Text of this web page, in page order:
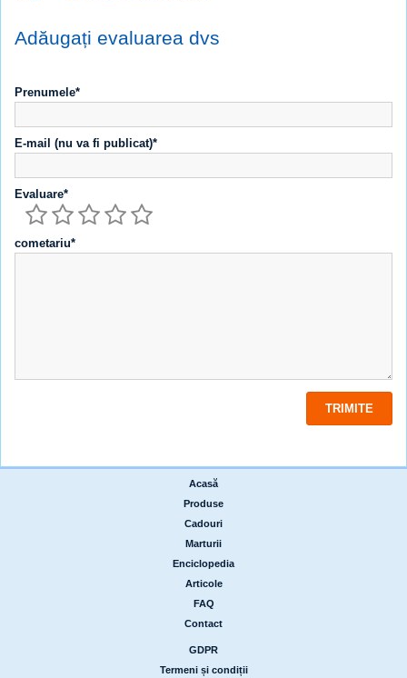
Adăugați evaluarea dvs
Prenumele*
E-mail (nu va fi publicat)*
Evaluare*
cometariu*
Acasă
Produse
Cadouri
Marturii
Enciclopedia
Articole
FAQ
Contact
GDPR
Termeni și condiții